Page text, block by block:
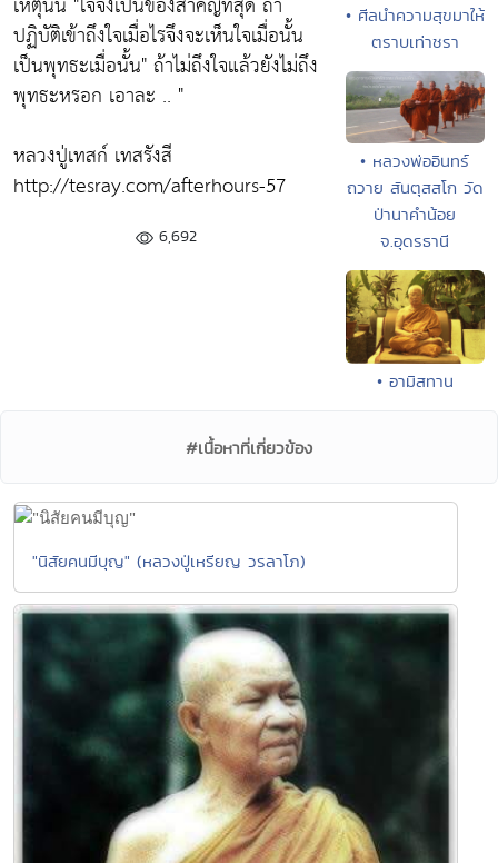
ปฏิบัติเข้าถึงใจเมื่อไรจึงจะเห็นใจเมื่อนั้น
เป็นพุทธะเมื่อนั้น"ถ้าไม่ถึงใจแล้วยังไม่ถึง
พุทธะหรอก เอาละ .. "
หลวงปู่เทสก์ เทสรังสี
http://tesray.com/afterhours-57
6,692
• ศีลนำความสุขมาให้
ตราบเท่าชรา
• หลวงพ่ออินทร์
ถวาย สันตุสสโก วัด
ป่านาคำน้อย
จ.อุดรธานี
• อามิสทาน
#เนื้อหาที่เกี่ยวข้อง
"นิสัยคนมีบุญ" (หลวงปู่เหรียญ วรลาโภ)